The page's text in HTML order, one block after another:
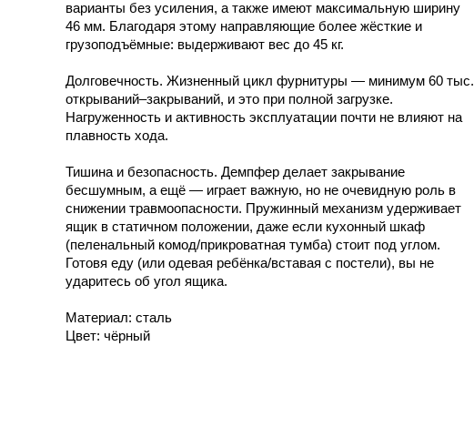
варианты без усиления, а также имеют максимальную ширину
46 мм. Благодаря этому направляющие более жёсткие и
грузоподъёмные: выдерживают вес до 45 кг.
Долговечность. Жизненный цикл фурнитуры — минимум 60 тыс.
открываний–закрываний, и это при полной загрузке.
Нагруженность и активность эксплуатации почти не влияют на
плавность хода.
Тишина и безопасность. Демпфер делает закрывание
бесшумным, а ещё — играет важную, но не очевидную роль в
снижении травмоопасности. Пружинный механизм удерживает
ящик в статичном положении, даже если кухонный шкаф
(пеленальный комод/прикроватная тумба) стоит под углом.
Готовя еду (или одевая ребёнка/вставая с постели), вы не
ударитесь об угол ящика.
Материал: сталь
Цвет: чёрный